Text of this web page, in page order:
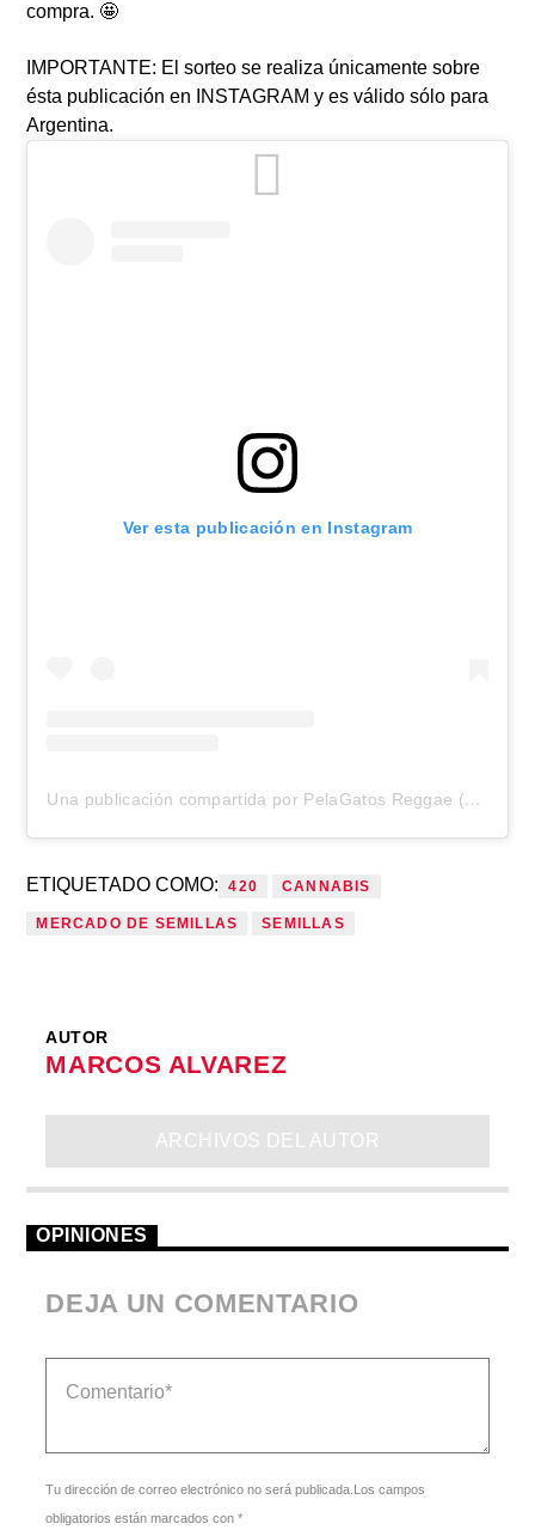
compra. 🤩
IMPORTANTE: El sorteo se realiza únicamente sobre
ésta publicación en INSTAGRAM y es válido sólo para
Argentina.
Ver esta publicación en Instagram
Una publicación compartida por PelaGatos Reggae (@pelagatosreggae)
ETIQUETADO COMO: 420 CANNABIS
MERCADO DE SEMILLAS SEMILLAS
AUTOR
MARCOS ALVAREZ
ARCHIVOS DEL AUTOR
OPINIONES
DEJA UN COMENTARIO
Tu dirección de correo electrónico no será publicada.Los campos
obligatorios están marcados con *